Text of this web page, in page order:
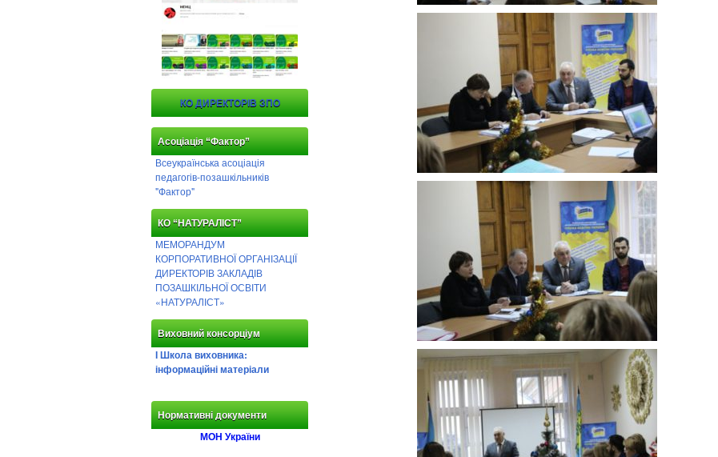
КО ДИРЕКТОРІВ ЗПО
Асоціація “Фактор”
Всеукраїнська асоціація
педагогів-позашкільників
"Фактор"
КО “НАТУРАЛІСТ”
МЕМОРАНДУМ
КОРПОРАТИВНОЇ ОРГАНІЗАЦІЇ
ДИРЕКТОРІВ ЗАКЛАДІВ
ПОЗАШКІЛЬНОЇ ОСВІТИ
«НАТУРАЛІСТ»
Виховний консорціум
І Школа виховника:
інформаційні матеріали
Нормативні документи
МОН України